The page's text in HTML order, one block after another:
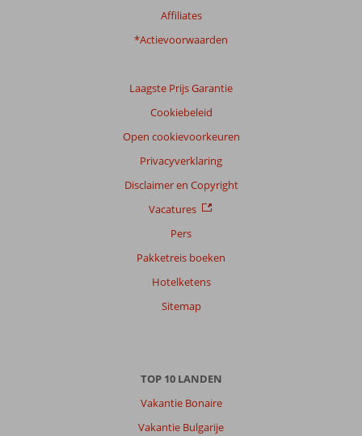
Affiliates
*Actievoorwaarden
Laagste Prijs Garantie
Cookiebeleid
Open cookievoorkeuren
Privacyverklaring
Disclaimer en Copyright
Vacatures
Pers
Pakketreis boeken
Hotelketens
Sitemap
TOP 10 LANDEN
Vakantie Bonaire
Vakantie Bulgarije